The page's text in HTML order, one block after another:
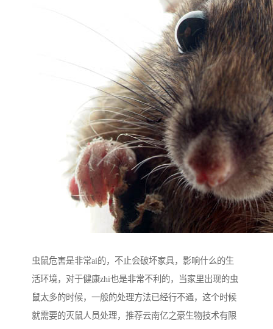
虫鼠危害是非常ai的，不止会破坏家具，影响什么的生
活环境，对于健康zhi也是非常不利的，当家里出现的虫
鼠太多的时候，一般的处理方法已经行不通，这个时候
就需要的灭鼠人员处理，推荐云南亿之豪生物技术有限